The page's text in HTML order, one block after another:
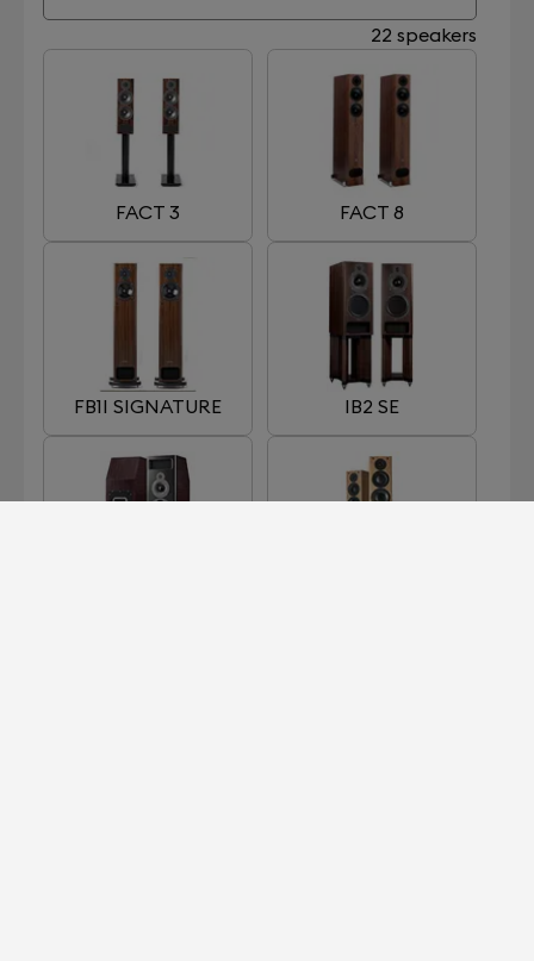
22 speakers
FACT 3 FACT 8
FB1I SIGNATURE IB2 SE